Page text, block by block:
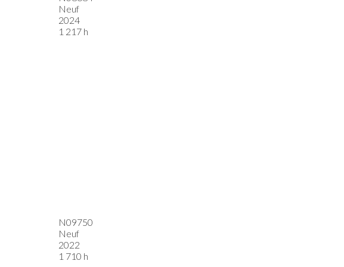
Neuf
2024
1 217 h
N09750
Neuf
2022
1 710 h